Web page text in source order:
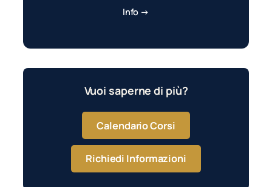
Info →
Vuoi saperne di più?
Calendario Corsi
Richiedi Informazioni